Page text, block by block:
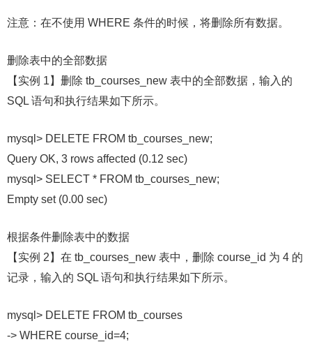
注意：在不使用 WHERE 条件的时候，将删除所有数据。
删除表中的全部数据
【实例 1】删除 tb_courses_new 表中的全部数据，输入的
SQL 语句和执行结果如下所示。
mysql> DELETE FROM tb_courses_new;
Query OK, 3 rows affected (0.12 sec)
mysql> SELECT * FROM tb_courses_new;
Empty set (0.00 sec)
根据条件删除表中的数据
【实例 2】在 tb_courses_new 表中，删除 course_id 为 4 的
记录，输入的 SQL 语句和执行结果如下所示。
mysql> DELETE FROM tb_courses
-> WHERE course_id=4;